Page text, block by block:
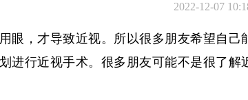
2022-12-07
眼，才导致近视。所以很多朋友希望自己
进行近视手术。很多朋友可能不是很了解